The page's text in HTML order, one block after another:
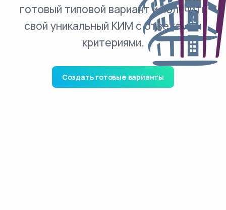
готовый типовой вариант и получить
свой уникальный КИМ с ответами и
критериями.
Создать готовые варианты